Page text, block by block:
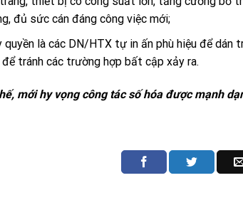
đủ sức cán đáng công việc mới;
quyền là các DN/HTX tự in ấn phù hiệu để
để tránh các trường hợp bất cập xảy ra.
mới hy vọng công tác số hóa được mạnh